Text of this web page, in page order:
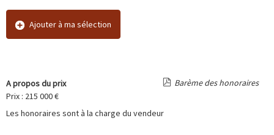
Ajouter à ma sélection
A propos du prix
Barème des honoraires
Prix : 215 000 €
Les honoraires sont à la charge du vendeur